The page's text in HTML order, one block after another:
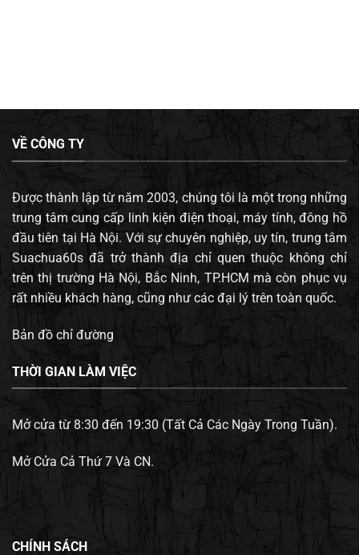
VỀ CÔNG TY
Được thành lập từ năm 2003, chúng tôi là một trong những
trung tâm cung cấp linh kiện điện thoại, máy tính, đông hồ
đầu tiên tại Hà Nội. Với sự chuyên nghiệp, uy tín, trung tâm
Suachua60s đã trở thành địa chỉ quen thuộc không chỉ
trên thị trường Hà Nội, Bắc Ninh, TP.HCM mà còn phục vụ
rất nhiều khách hàng, cũng như các đại lý trên toàn quốc.
Bản đồ chỉ đường
THỜI GIAN LÀM VIỆC
Mở cửa từ 8:30 đến 19:30 (Tất Cả Các Ngày Trong Tuần).
Mở Cửa Cả Thứ 7 Và CN.
CHÍNH SÁCH